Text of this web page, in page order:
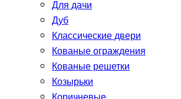
Для дачи
Дуб
Классические двери
Кованые ограждения
Кованые решетки
Козырьки